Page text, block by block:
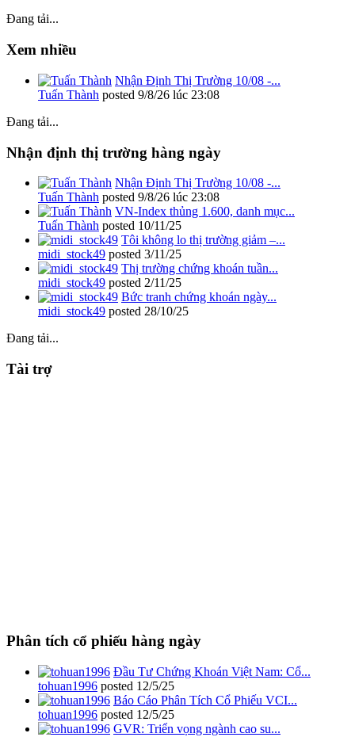
Đang tải...
Xem nhiều
Nhận Định Thị Trường 10/08 -...
Tuấn Thành posted 9/8/26 lúc 23:08
Đang tải...
Nhận định thị trường hàng ngày
Nhận Định Thị Trường 10/08 -...
Tuấn Thành posted 9/8/26 lúc 23:08
VN-Index thủng 1.600, danh mục...
Tuấn Thành posted 10/11/25
Tôi không lo thị trường giảm –...
midi_stock49 posted 3/11/25
Thị trường chứng khoán tuần...
midi_stock49 posted 2/11/25
Bức tranh chứng khoán ngày...
midi_stock49 posted 28/10/25
Đang tải...
Tài trợ
Phân tích cổ phiếu hàng ngày
Đầu Tư Chứng Khoán Việt Nam: Cổ...
tohuan1996 posted 12/5/25
Báo Cáo Phân Tích Cổ Phiếu VCI...
tohuan1996 posted 12/5/25
GVR: Triển vọng ngành cao su...